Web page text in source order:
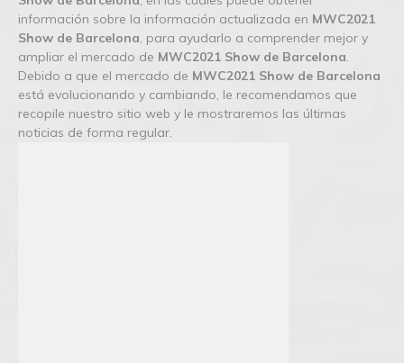
información sobre la información actualizada en MWC2021
Show de Barcelona, para ayudarlo a comprender mejor y
ampliar el mercado de MWC2021 Show de Barcelona.
Debido a que el mercado de MWC2021 Show de Barcelona
está evolucionando y cambiando, le recomendamos que
recopile nuestro sitio web y le mostraremos las últimas
noticias de forma regular.